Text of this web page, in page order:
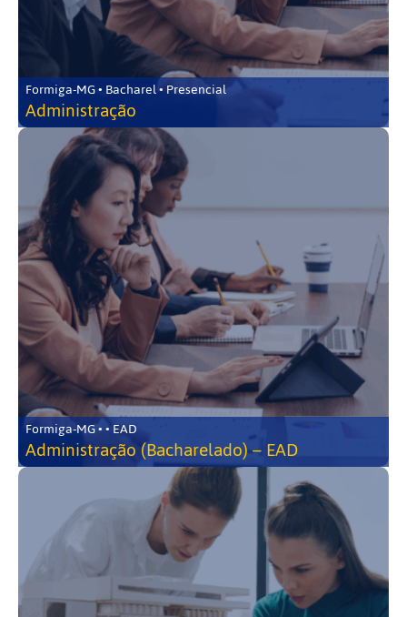
Formiga-MG • Bacharel • Presencial
Administração
Formiga-MG • • EAD
Administração (Bacharelado) – EAD